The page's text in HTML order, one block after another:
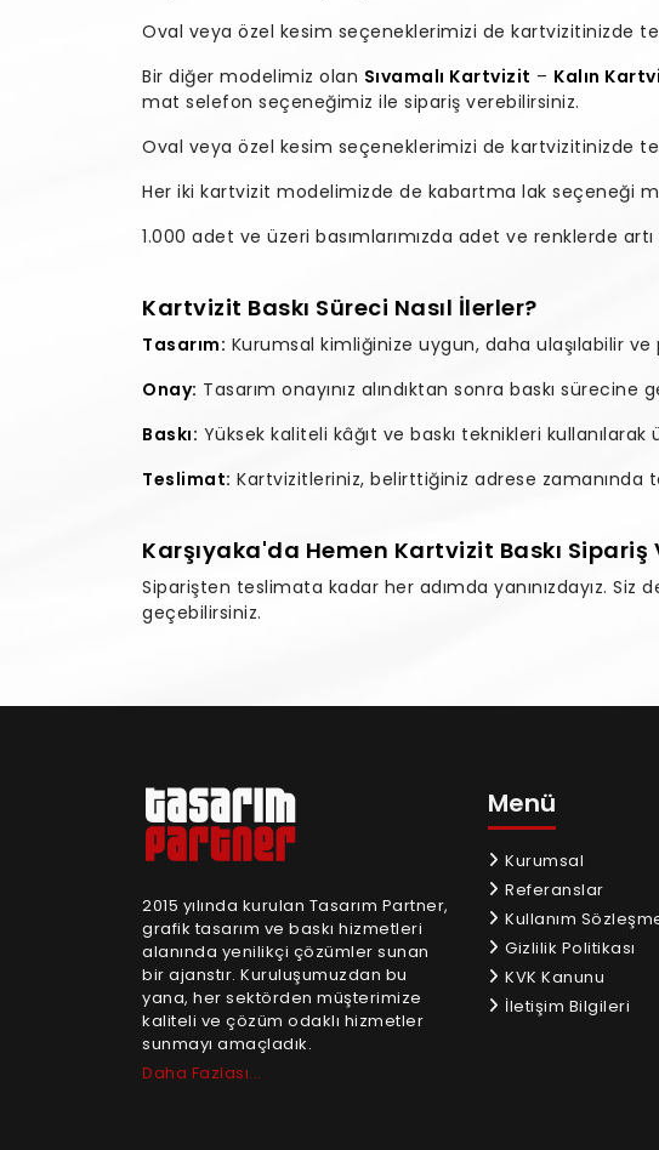
Oval veya özel kesim seçeneklerimizi de kartvizitinizde
Bir diğer modelimiz olan Sıvamalı Kartvizit – Kalın
mat selefon seçeneğimiz ile sipariş verebilirsiniz.
Oval veya özel kesim seçeneklerimizi de kartvizitinizde
Her iki kartvizit modelimizde de kabartma lak seçeneği
1.000 adet ve üzeri basımlarımızda adet ve renklerde
Kartvizit Baskı Süreci Nasıl İlerler?
Tasarım: Kurumsal kimliğinize uygun, daha ulaşılabilir ve
Onay: Tasarım onayınız alındıktan sonra baskı sürecine
Baskı: Yüksek kaliteli kâğıt ve baskı teknikleri kullanılarak
Teslimat: Kartvizitleriniz, belirttiğiniz adrese zamanında
Karşıyaka'da Hemen Kartvizit Baskı Sipariş
Siparişten teslimata kadar her adımda yanınızdayız. Siz
geçebilirsiniz.
2015 yılında kurulan Tasarım Partner,
grafik tasarım ve baskı hizmetleri
alanında yenilikçi çözümler sunan
bir ajanstır. Kuruluşumuzdan bu
yana, her sektörden müşterimize
kaliteli ve çözüm odaklı hizmetler
sunmayı amaçladık.
Daha Fazlası...
Menü
Kurumsal
Referanslar
Kullanım
Gizlilik Politikası
KVK Kanunu
İletişim Bilgileri